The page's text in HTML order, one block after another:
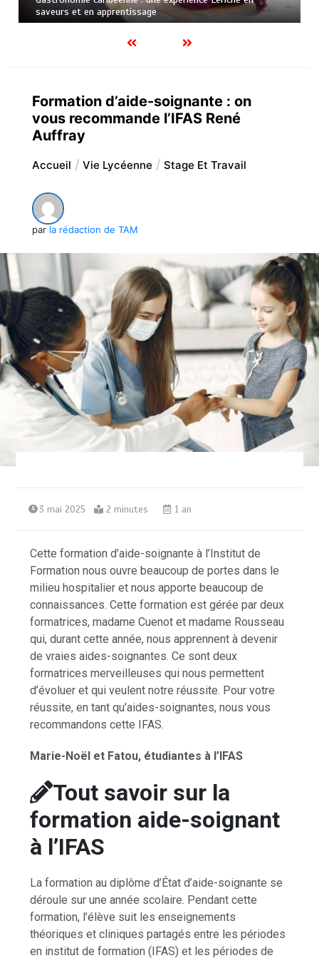
saveurs et en apprentissage
Formation d’aide-soignante : on
vous recommande l’IFAS René
Auffray
Accueil Vie Lycéenne Stage Et Travail
par la rédaction de TAM
3 mai 2025 2 minutes 1 an
Cette formation d’aide-soignante à l’Institut de
Formation nous ouvre beaucoup de portes dans le
milieu hospitalier et nous apporte beaucoup de
connaissances. Cette formation est gérée par deux
formatrices, madame Cuenot et madame Rousseau
qui, durant cette année, nous apprennent à devenir
de vraies aides-soignantes. Ce sont deux
formatrices merveilleuses qui nous permettent
d’évoluer et qui veulent notre réussite. Pour votre
réussite, en tant qu’aides-soignantes, nous vous
recommandons cette IFAS.
Marie-Noël et Fatou, étudiantes à l’IFAS
Tout savoir sur la
formation aide-soignant
à l’IFAS
La formation au diplôme d’État d’aide-soignante se
déroule sur une année scolaire. Pendant cette
formation, l’élève suit les enseignements
théoriques et cliniques partagés entre les périodes
en institut de formation (IFAS) et les périodes de